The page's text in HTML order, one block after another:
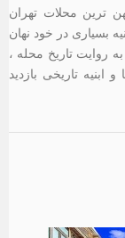
ترین محلات تهران
بسیاری در خود نهان
روایت تاریخ محله ،
تاریخی بازدید